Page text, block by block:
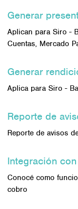
Generar
Aplican para Siro -
Cuentas, Mercado
Generar
Aplica para Siro -
Reporte de
Reporte de avisos
Integración
Conocé como
cobro